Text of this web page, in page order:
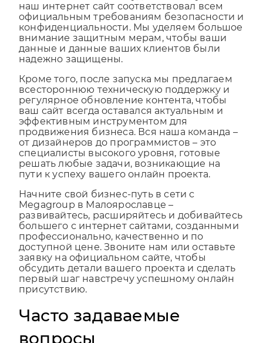
Особое внимание мы уделяем тому, чтобы
наш интернет сайт соответствовал всем
официальным требованиям безопасности и
конфиденциальности. Мы уделяем большое
внимание защитным мерам, чтобы ваши
данные и данные ваших клиентов были
Кроме того, после запуска мы предлагаем
всестороннюю техническую поддержку и
регулярное обновление контента, чтобы
ваш сайт всегда оставался актуальным и
эффективным инструментом для
продвижения бизнеса. Вся наша команда –
от дизайнеров до программистов – это
специалисты высокого уровня, готовые
решать любые задачи, возникающие на
Начните свой бизнес-путь в сети с
Megagroup в Малоярославце –
развивайтесь, расширяйтесь и добивайтесь
большего с интернет сайтами, созданными
профессионально, качественно и по
доступной цене. Звоните нам или оставьте
заявку на официальном сайте, чтобы
обсудить детали вашего проекта и сделать
первый шаг навстречу успешному онлайн
Часто задаваемые